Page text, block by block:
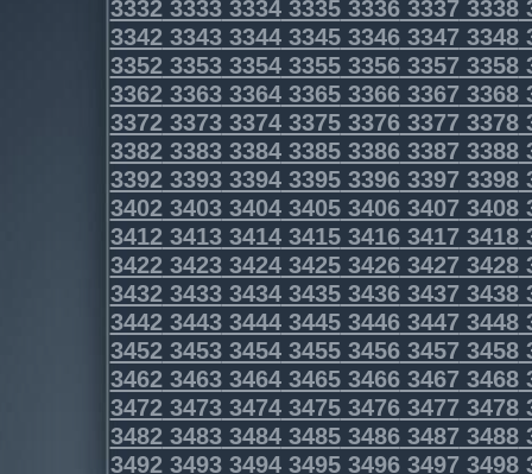
3332333333343335333633373338
3342334333443345334633473348
3352335333543355335633573358
3362336333643365336633673368
3372337333743375337633773378
3382338333843385338633873388
3392339333943395339633973398
3402340334043405340634073408
3412341334143415341634173418
3422342334243425342634273428
3432343334343435343634373438
3442344334443445344634473448
3452345334543455345634573458
3462346334643465346634673468
3472347334743475347634773478
3482348334843485348634873488
3492349334943495349634973498